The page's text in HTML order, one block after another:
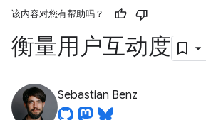
该内容对您有帮助吗？
衡量用户互动度
Sebastian Benz